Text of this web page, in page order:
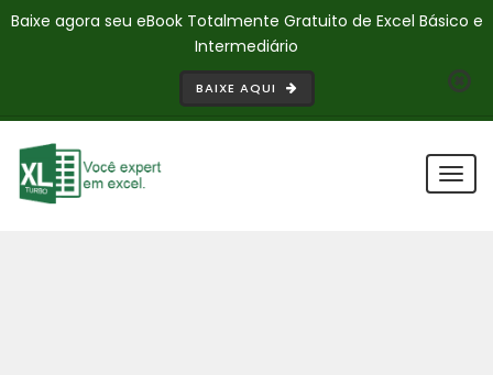
Baixe agora seu eBook Totalmente Gratuito de Excel Básico e
Intermediário
BAIXE AQUI